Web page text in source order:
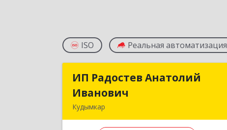
ISO Реальная автоматизация
ИП Радостев Анатолий
Иванович
Кудымкар
ИП Радостев Анатолий